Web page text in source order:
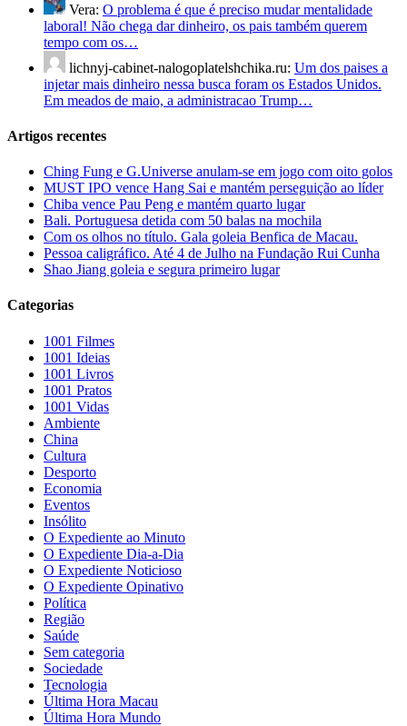
Vera: O problema é que é preciso mudar mentalidade
laboral! Não chega dar dinheiro, os pais também querem
tempo com os…
lichnyj-cabinet-nalogoplatelshchika.ru: Um dos paises a
injetar mais dinheiro nessa busca foram os Estados Unidos.
Em meados de maio, a administracao Trump…
Artigos recentes
Ching Fung e G.Universe anulam-se em jogo com oito golos
MUST IPO vence Hang Sai e mantém perseguição ao líder
Chiba vence Pau Peng e mantém quarto lugar
Bali. Portuguesa detida com 50 balas na mochila
Com os olhos no título. Gala goleia Benfica de Macau.
Pessoa caligráfico. Até 4 de Julho na Fundação Rui Cunha
Shao Jiang goleia e segura primeiro lugar
Categorias
1001 Filmes
1001 Ideias
1001 Livros
1001 Pratos
1001 Vidas
Ambiente
China
Cultura
Desporto
Economia
Eventos
Insólito
O Expediente ao Minuto
O Expediente Dia-a-Dia
O Expediente Noticioso
O Expediente Opinativo
Política
Região
Saúde
Sem categoria
Sociedade
Tecnologia
Última Hora Macau
Última Hora Mundo